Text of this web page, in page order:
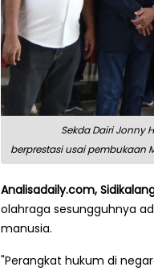
Sekda Dairi Jonny
berprestasi usai pembukaan
Analisadaily.com,
olahraga sesungguhnya
manusia.
"Perangkat hukum di